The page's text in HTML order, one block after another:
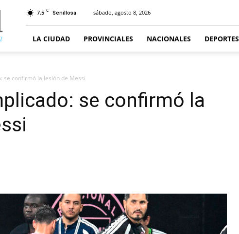
7.5 C Senillosa sábado, agosto 8, 2026
LA CIUDAD PROVINCIALES NACIONALES DEPORTES
se confirmó la lesión de Messi
se confirmó la